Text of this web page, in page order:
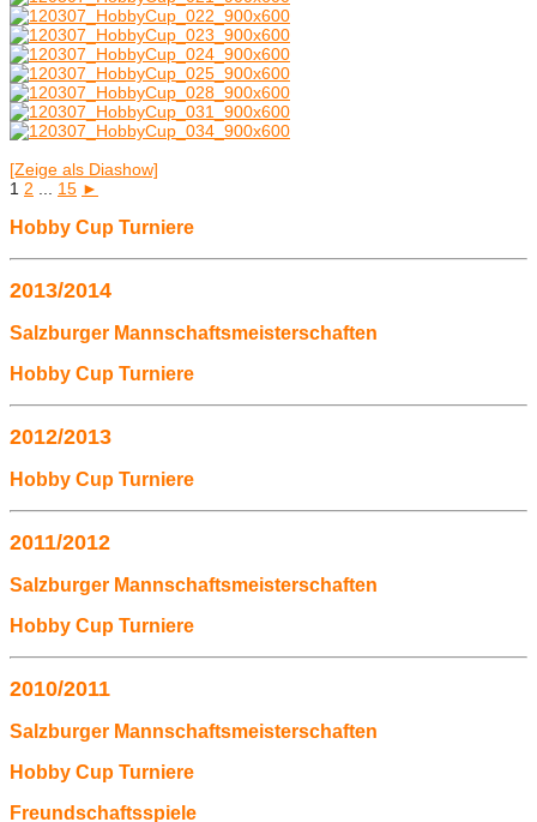
[Zeige als Diashow]
1 2 15 ►
Hobby Cup Turniere
2013/2014
Salzburger Mannschaftsmeisterschaften
Hobby Cup Turniere
2012/2013
Hobby Cup Turniere
2011/2012
Salzburger Mannschaftsmeisterschaften
Hobby Cup Turniere
2010/2011
Salzburger Mannschaftsmeisterschaften
Hobby Cup Turniere
Freundschaftsspiele